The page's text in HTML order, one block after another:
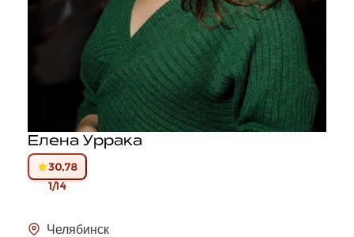
Елена Уррака
30,78
1/14
Челябинск